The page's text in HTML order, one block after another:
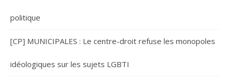
politique
[CP] MUNICIPALES : Le centre-droit refuse les monopoles
idéologiques sur les sujets LGBTI